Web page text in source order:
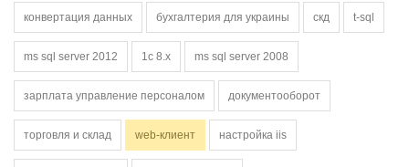
конвертация данных бухгалтерия для украины скд t-sql
ms sql server 2012 1с 8.х ms sql server 2008
зарплата управление персоналом документооборот
торговля и склад web-клиент настройка iis